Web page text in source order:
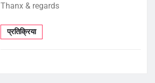
Thanx & regards
प्रतिक्रिया